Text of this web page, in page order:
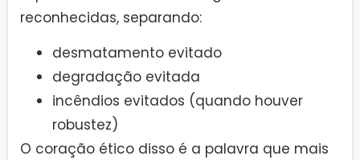
reconhecidas, separando:
desmatamento evitado
degradação evitada
incêndios evitados (quando houver
robustez)
O coração ético disso é a palavra que mais